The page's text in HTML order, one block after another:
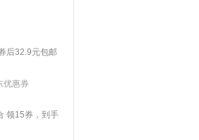
后32.9元包邮
优惠券
领15券，到手